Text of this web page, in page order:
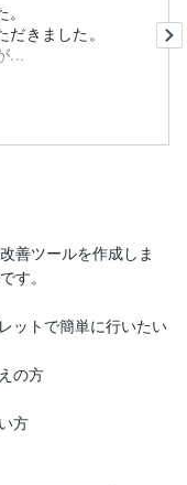
きました。
...
善ツールを作成しま
す。
ットで簡単に行いたい
の方
方